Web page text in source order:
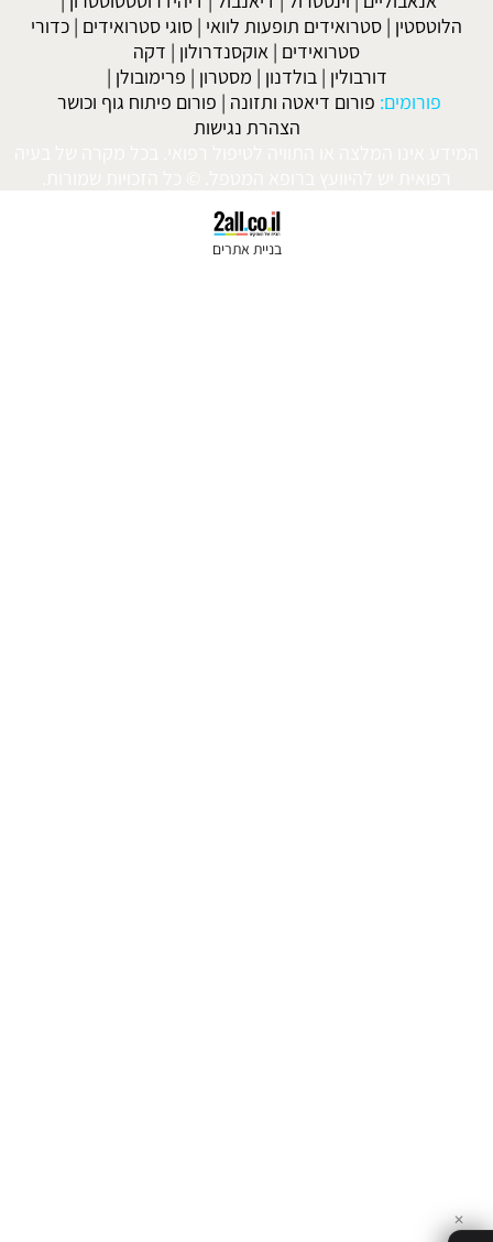
תופעות לוואי|סוגי סטרואידים| כדורי
אוקסנדרולון|דקה
מסטרון|פרימובולן|
ותזונה|פורום פיתוח גוף וכושר